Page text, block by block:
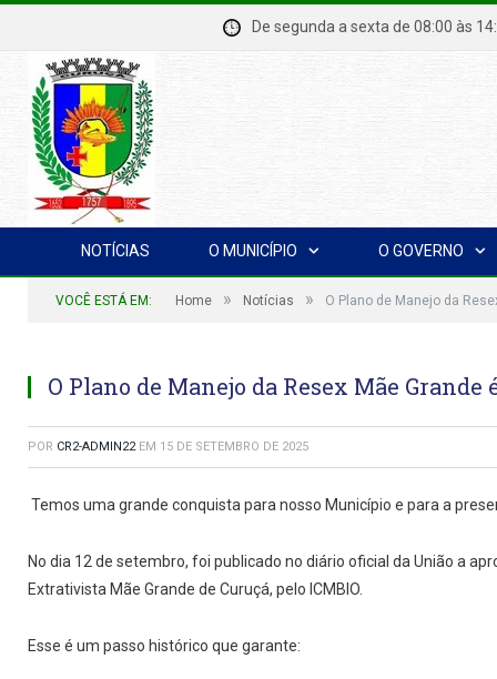
De segunda a sexta de 08:00
NOTÍCIAS O MUNICÍPIO O GOVERNO
VOCÊ ESTÁ EM: Home » Notícias » O Plano de Manejo da
O Plano de Manejo da Resex Mãe Grande
POR CR2-ADMIN22 EM 15 DE SETEMBRO DE 2025
Temos uma grande conquista para nosso Município e para a
No dia 12 de setembro, foi publicado no diário oficial da União a
Extrativista Mãe Grande de Curuçá, pelo ICMBIO.
Esse é um passo histórico que garante: